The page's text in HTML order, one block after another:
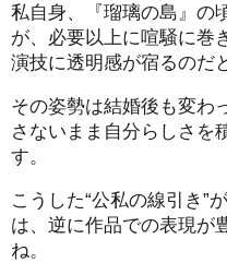
私自身、『瑠璃の島』の
が、必要以上に喧騒に巻
演技に透明感が宿るのだ
その姿勢は結婚後も変わ
さないまま自分らしさを
す。
こうした“公私の線引き”
は、逆に作品での表現が
ね。